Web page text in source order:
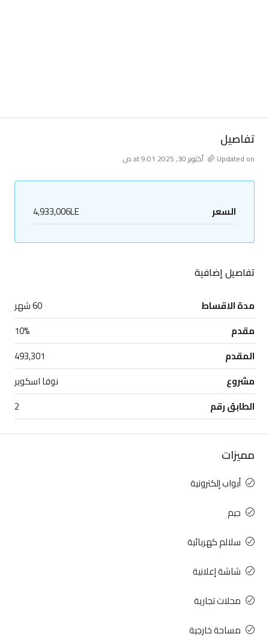
تفاصيل
Updated on أكتوبر 30, 2025 at 9:01 ص
السعر 4,933,006LE
تفاصيل إضافية
مدة الاقساط
60 شهر
مقدم
10%
المقدم
493,301
مشروع
نوفا اسكوير
الطابق رقم
2
مميزات
أبواب إلكترونية
جيم
سلالم كهربائية
شاشة إعلانية
محلات تجارية
مساحة خارجية